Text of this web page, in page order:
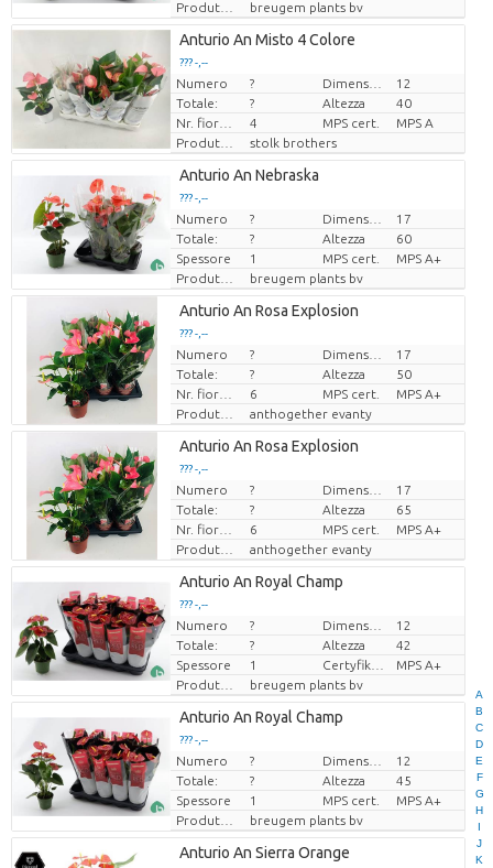
A
B
C
D
E
F
G
H
I
J
K
Loading...
??? -,--
Prezzo x uno
Loading...
??? -,--
Prezzo x uno
Loading...
??? -,--
Prezzo x uno
Loading...
??? -,--
Prezzo x uno
Loading...
??? -,--
Prezzo x uno
Loading...
??? -,--
Prezzo x uno
Loading...
Produttore
breugem plants bv
Anturio An Misto 4 Colore
??? -,--
Prezzo x uno
Numero ?
12
Totale:
? Altezza
40
Nr. fiore/vaso
4 MPS cert.
MPS A
Produttore
stolk brothers
Anturio An Nebraska
??? -,--
Prezzo x uno
Numero ?
17
Totale:
? Altezza
60
Spessore
1 MPS cert.
MPS A+
Produttore
breugem plants bv
Anturio An Rosa Explosion
??? -,--
Prezzo x uno
Numero ?
17
Totale:
? Altezza
50
Nr. fiore/vaso
6 MPS cert.
MPS A+
Produttore
anthogether evanty
Anturio An Rosa Explosion
??? -,--
Prezzo x uno
Numero ?
17
Totale:
? Altezza
65
Nr. fiore/vaso
6 MPS cert.
MPS A+
Produttore
anthogether evanty
Anturio An Royal Champ
??? -,--
Prezzo x uno
Numero ?
12
Totale:
? Altezza
42
Spessore
1
MPS A+
Produttore
breugem plants bv
Anturio An Royal Champ
??? -,--
Prezzo x uno
Numero ?
12
Totale:
? Altezza
45
Spessore
1 MPS cert.
MPS A+
Produttore
breugem plants bv
Anturio An Sierra Orange